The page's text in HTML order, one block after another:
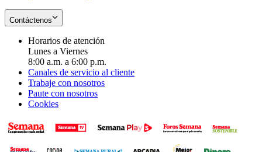
Contáctenos
Horarios de atención
Lunes a Viernes
8:00 a.m. a 6:00 p.m.
Canales de servicio al cliente
Trabaje con nosotros
Paute con nosotros
Cookies